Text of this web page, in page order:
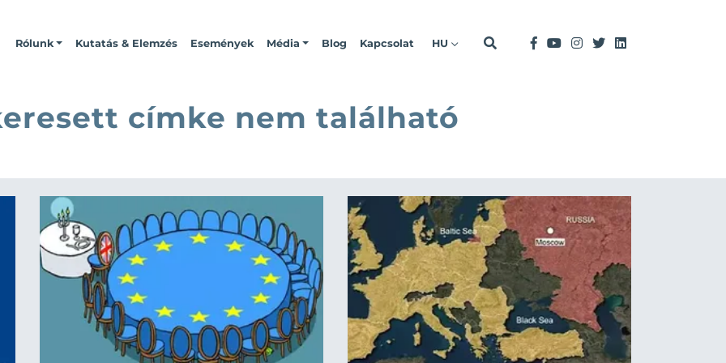
Rólunk Kutatás & Elemzés Események Média Blog Kapcsolat HU
címke nem található